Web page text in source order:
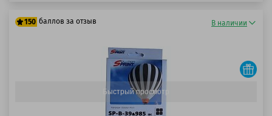
150 баллов за отзыв В наличии
Быстрый просмотр